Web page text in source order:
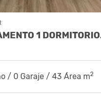
/ 0 Garaje / 43 Área m2